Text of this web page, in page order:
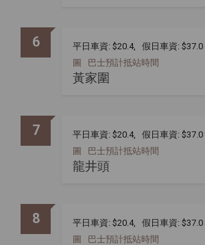
6 平日車資: $20.4, 假日車資: $37.0
圖
巴士預計抵站時間
黃家圍
7 平日車資: $20.4, 假日車資: $37.0
圖
巴士預計抵站時間
龍井頭
8 平日車資: $20.4, 假日車資: $37.0
圖
巴士預計抵站時間